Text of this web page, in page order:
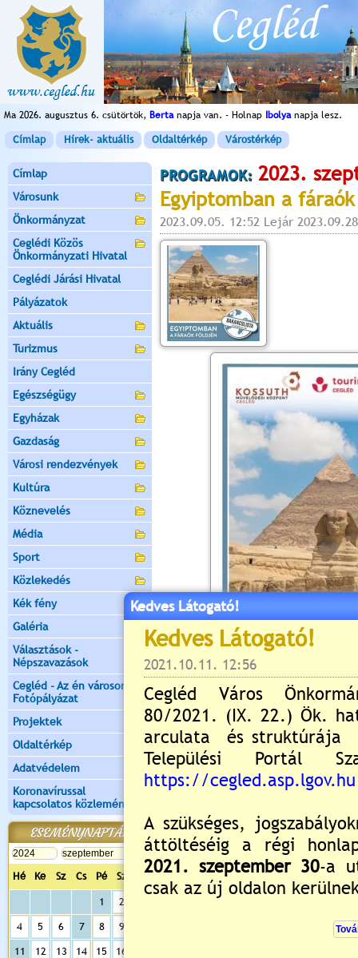
Ma 2026. augusztus 6. csütörtök, Bertanapja van. - Holnap Ibolyanapja lesz.
Címlap Hírek- aktuális Oldaltérkép Várostérkép
Címlap
Városunk
Önkormányzat
Ceglédi Közös
Önkormányzati Hivatal
Ceglédi Járási Hivatal
Pályázatok
Aktuális
Turizmus
Irány Cegléd
Egészségügy
Egyházak
Gazdaság
Városi rendezvények
Kultúra
Köznevelés
Média
Sport
Közlekedés
Kék fény
Galéria
Választások -
Népszavazások
Cegléd - Az én városom -
Fotópályázat
Projektek
Oldaltérkép
Adatvédelem
Koronavírussal
kapcsolatos közlemények
ESEMÉNYNAPTÁR
Hé Ke Sz Cs Pé Sz Va
1 2
4 5 6 7 8 9
11 12 13 14 15 16
PROGRAMOK: 2023.
Egyiptomban a
2023.09.05. 12:52 Lejár
Értékelés: 5/1
"Jónás" tárlatvezetés
Kedves Látogató!